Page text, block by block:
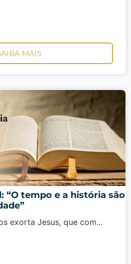
MAIS
“O tempo e a história são
exorta Jesus, que com...